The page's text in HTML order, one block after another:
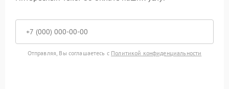
Отправляя, Вы соглашаетесь с Политикой конфиденциальности